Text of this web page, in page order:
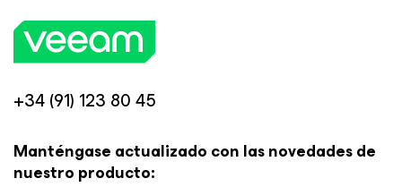
+34 (91) 123 80 45
Manténgase actualizado con las novedades de
nuestro producto: